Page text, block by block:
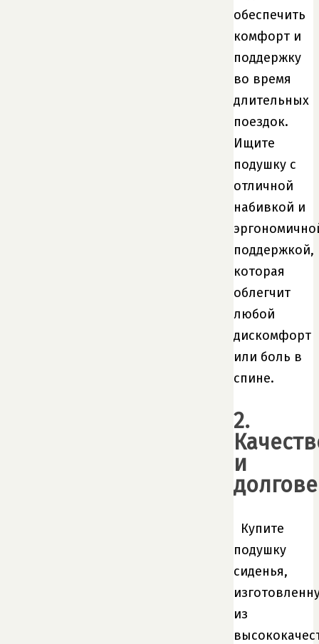
обеспечить
комфорт и
поддержку
во время
длительных
поездок.
Ищите
подушку с
отличной
набивкой и
поддержкой,
которая
облегчит
любой
дискомфорт
или боль в
спине.
2.
и
Купите
подушку
сиденья,
из